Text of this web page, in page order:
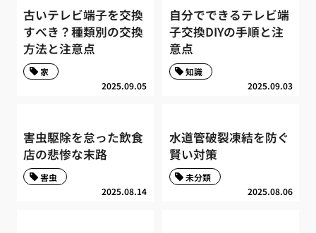
古いテレビ端子を交換
すべき？種類別の交換
方法と注意点
2025.09.05
家
自分でできるテレビ端
子交換DIYの手順と注
意点
2025.09.03
知識
害虫駆除を怠った飲食
店の悲惨な末路
2025.08.14
害虫
水道管破裂凍結を防ぐ
賢い対策
2025.08.06
未分類